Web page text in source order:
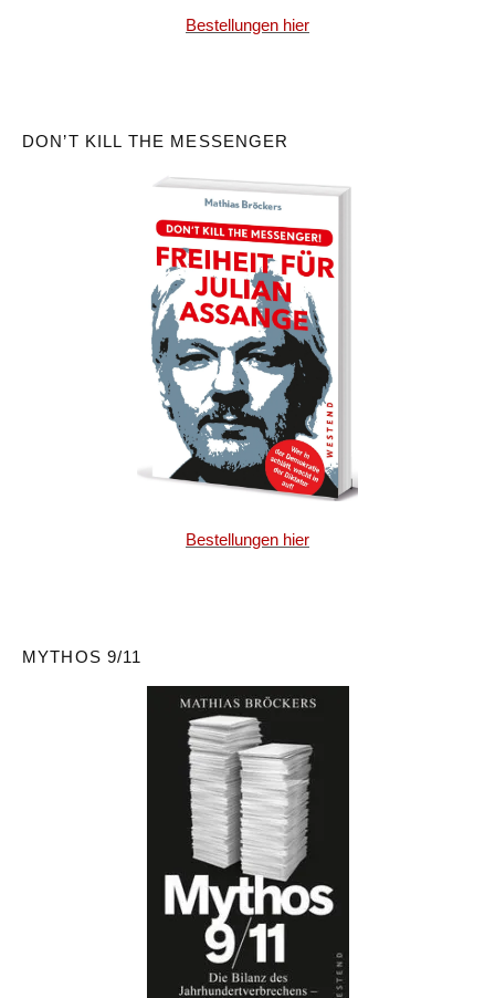
Bestellungen hier
DON’T KILL THE MESSENGER
Bestellungen hier
MYTHOS 9/11